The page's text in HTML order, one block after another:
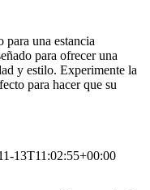
para una estancia
para ofrecer una
y estilo. Experimente la
para hacer que su
13T11:02:55+00:00